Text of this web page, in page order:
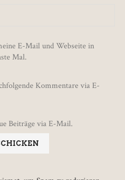
E-Mail und Webseite in
Mal.
Kommentare via E-
Beiträge via E-Mail.